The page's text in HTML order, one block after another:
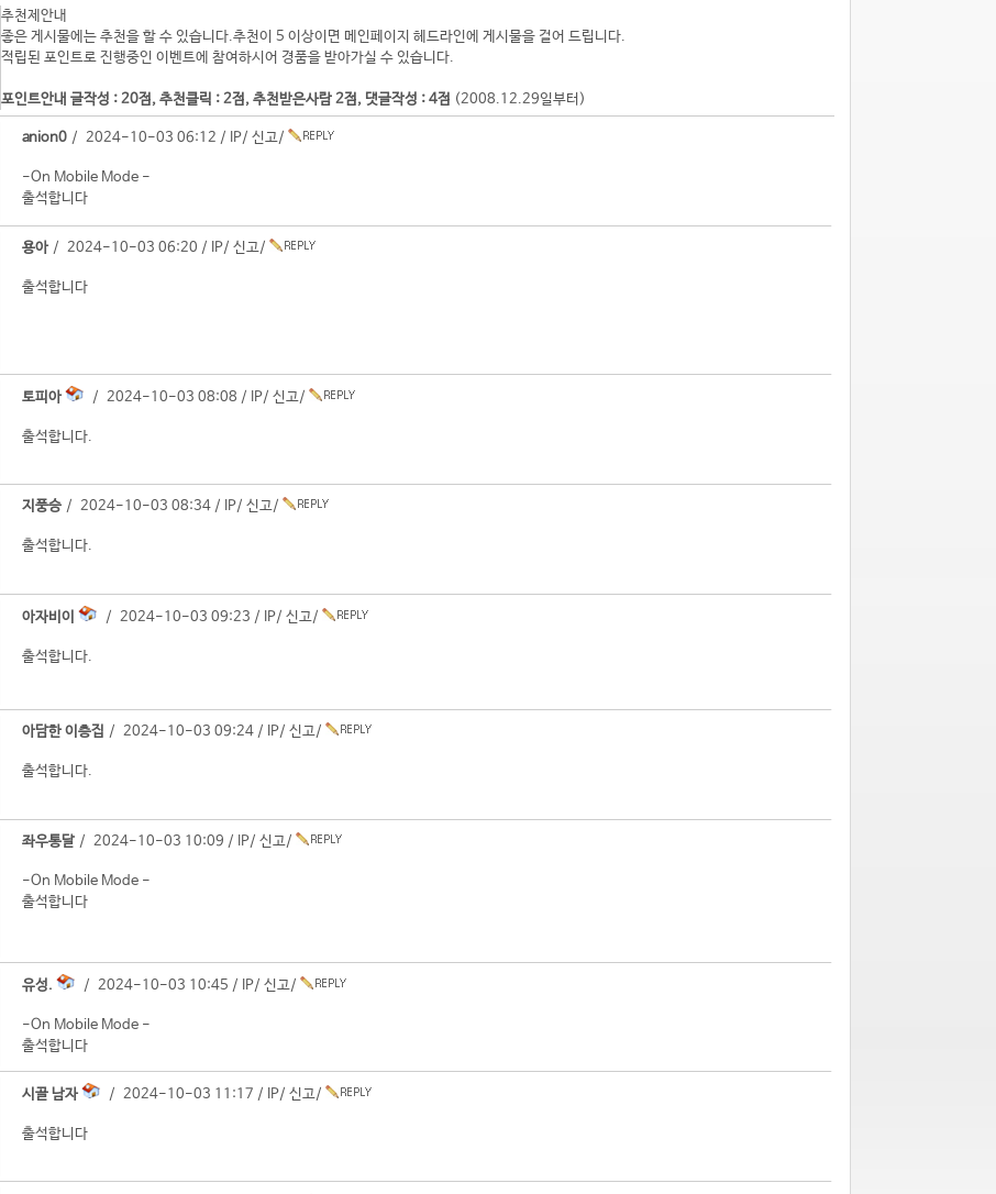
추천제안내
좋은 게시물에는 추천을 할 수 있습니다.추천이 5 이상이면 메인페이지 헤드라인에 게시물을 걸어 드립니다.
적립된 포인트로 진행중인 이벤트에 참여하시어 경품을 받아가실 수 있습니다.
포인트안내 글작성 : 20점, 추천클릭 : 2점, 추천받은사람 2점, 댓글작성 : 4점 (2008.12.29일부터)
anion0 / 2024-10-03 06:12 / IP/ 신고/
-On Mobile Mode -
출석합니다
용아 / 2024-10-03 06:20 / IP/ 신고/
출석합니다
토피아 / 2024-10-03 08:08 / IP/ 신고/
출석합니다.
지풍승 / 2024-10-03 08:34 / IP/ 신고/
출석합니다.
아자비이 / 2024-10-03 09:23 / IP/ 신고/
출석합니다.
아담한 이층집 / 2024-10-03 09:24 / IP/ 신고/
출석합니다.
좌우통달 / 2024-10-03 10:09 / IP/ 신고/
-On Mobile Mode -
출석합니다
유성. / 2024-10-03 10:45 / IP/ 신고/
-On Mobile Mode -
출석합니다
시골 남자 / 2024-10-03 11:17 / IP/ 신고/
출석합니다